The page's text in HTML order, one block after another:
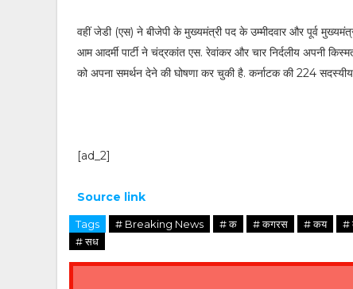
वहीं जेडी (एस) ने बीजेपी के मुख्यमंत्री पद के उम्मीदवार और पूर्व
आम आदर्मी पार्टी ने चंद्रकांत एस. रेवांकर और चार निर्दलीय अपनी
को अपना समर्थन देने की घोषणा कर चुकी है. कर्नाटक की 224
[ad_2]
Source link
Tags # Breaking News # क # कगरस # कय #
# सध